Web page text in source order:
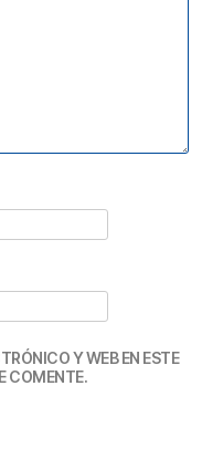
Y WEB EN ESTE
COMENTE.